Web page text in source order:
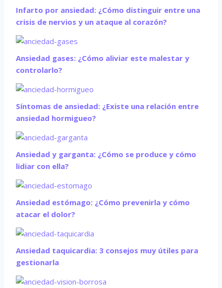
Infarto por ansiedad: ¿Cómo distinguir entre una
crisis de nervios y un ataque al corazón?
Ansiedad gases: ¿Cómo aliviar este malestar y
controlarlo?
Síntomas de ansiedad: ¿Existe una relación entre
ansiedad hormigueo?
Ansiedad y garganta: ¿Cómo se produce y cómo
lidiar con ella?
Ansiedad estómago: ¿Cómo prevenirla y cómo
atacar el dolor?
Ansiedad taquicardia: 3 consejos muy útiles para
gestionarla